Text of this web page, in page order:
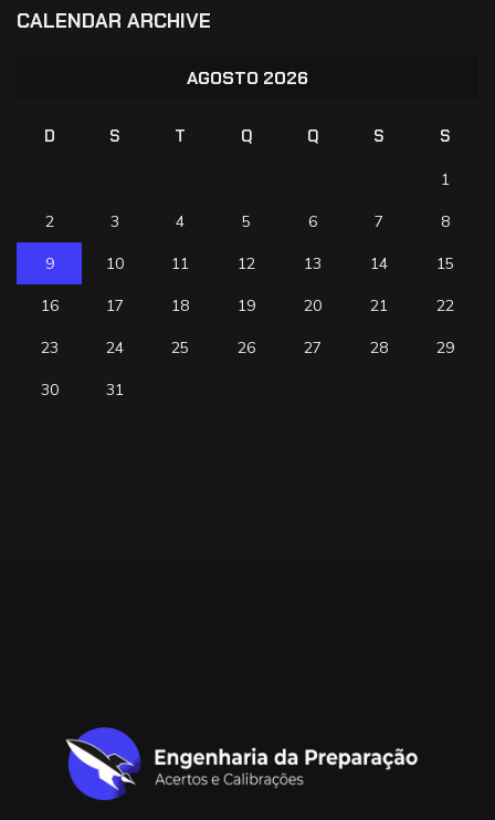
CALENDAR ARCHIVE
AGOSTO 2026
D S T Q Q S S
1
2 3 4 5 6 7 8
9 10 11 12 13 14 15
16 17 18 19 20 21 22
23 24 25 26 27 28 29
30 31